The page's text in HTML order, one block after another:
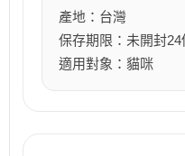
產地：台灣
保存期限：未開封24
適用對象：貓咪